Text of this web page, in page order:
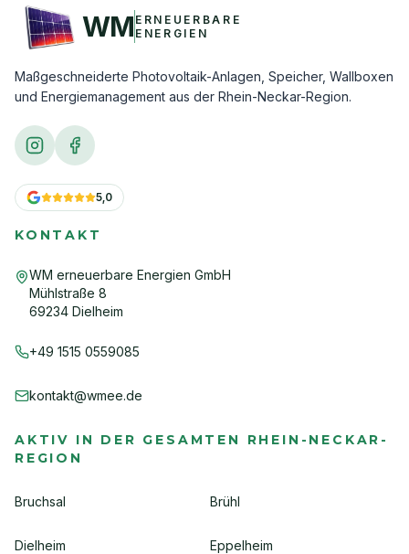
WM ERNEUERBARE
ENERGIEN
Maßgeschneiderte Photovoltaik-Anlagen, Speicher, Wallboxen
und Energiemanagement aus der Rhein-Neckar-Region.
5,0
KONTAKT
WM erneuerbare Energien GmbH
Mühlstraße 8
69234 Dielheim
+49 1515 0559085
kontakt@wmee.de
AKTIV IN DER GESAMTEN RHEIN-NECKAR-
REGION
Bruchsal Brühl
Dielheim Eppelheim